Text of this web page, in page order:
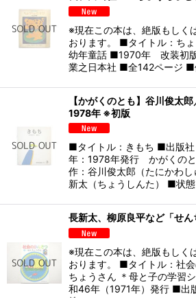
※現在この本は、絶版もしく
おります。 ■タイトル：ち
幼年童話 ■1970年 改装初
業之日本社 ■全142ページ
【かがくのとも】谷川俊太
1978年 ※初版
■タイトル：きもち ■出版
年：1978年発行 かがくの
作：谷川俊太郎（たにかわ
新太（ちょうしんた） ■状
長新太、柳原良平など「せ
※現在この本は、絶版もしく
おります。 ■タイトル：社
ちょうさん ＊母と子の学習
和46年（1971年）発行 ■出